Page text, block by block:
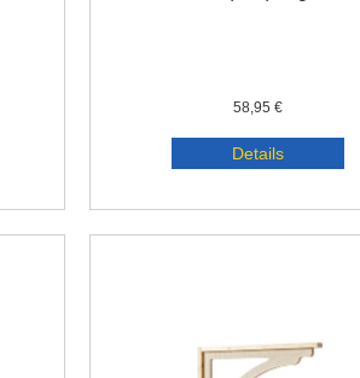
58,95 €
Details